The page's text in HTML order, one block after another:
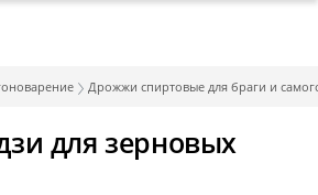
Дрожжи спиртовые для браги и
для зерновых